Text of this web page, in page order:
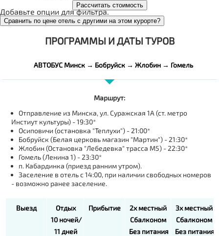
Рассчитать стоимость
Добавьте опции для фильтра.
Сравнить по цене отель с другими на этом курорте?
ПРОГРАММЫ И ДАТЫ ТУРОВ
АВТОБУС Минск → Бобруйск → Жлобин → Гомель
Маршрут:
Отправление из Минска, ул. Суражская 1А (ст. метро
Инстиут культуры) - 19:30*
Осиповичи (остановка "Теплухи") - 21:00*
Бобруйск (Белая церковь магазин "Мартин") - 21:30*
Жлобин (Остановка "Лебедевка" трасса М5) - 22:30*
Гомель (Ленина 1) - 23:30*
п. Кабардинка (приезд ранним утром).
Заселение в отель с 14:00, при наличии свободных номеров
- возможно ранее заселение.
Выезд
Отдых
10 ночей/
11 дней
Прибытие 2х местный
Сбалконом
Без питания
3х местный
Сбалконом
Без питания